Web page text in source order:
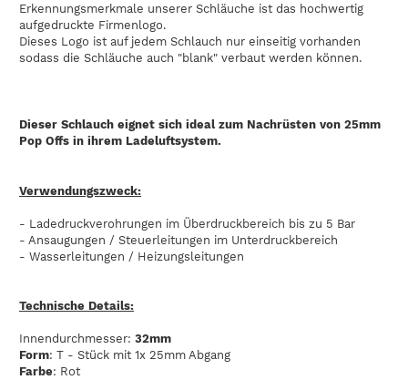
Erkennungsmerkmale unserer Schläuche ist das hochwertig
aufgedruckte Firmenlogo.
Dieses Logo ist auf jedem Schlauch nur einseitig vorhanden
sodass die Schläuche auch "blank" verbaut werden können.
Dieser Schlauch eignet sich ideal zum Nachrüsten von 25mm
Pop Offs in ihrem Ladeluftsystem.
Verwendungszweck:
- Ladedruckverohrungen im Überdruckbereich bis zu 5 Bar
- Ansaugungen / Steuerleitungen im Unterdruckbereich
- Wasserleitungen / Heizungsleitungen
Technische Details:
Innendurchmesser: 32mm
Form: T - Stück mit 1x 25mm Abgang
Farbe: Rot